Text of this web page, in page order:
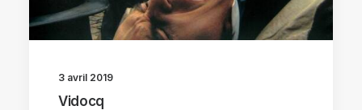
3 avril 2019
Vidocq